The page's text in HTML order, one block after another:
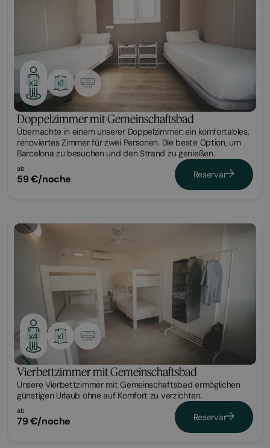
x2 x1
Doppelzimmer mit Gemeinschaftsbad
Übernachte in einem unserer Doppelzimmer: ein komfortables,
renoviertes Zimmer für zwei Personen. Die beste Option, um
Barcelona zu besuchen und den Strand zu genießen.
ab
59 €/noche Reservar
Habitación
x4 x1
Vierbettzimmer mit Gemeinschaftsbad
Unsere Vierbettzimmer mit Gemeinschaftsbad ermöglichen
günstigen Urlaub ohne auf Komfort zu verzichten.
ab
79 €/noche Reservar